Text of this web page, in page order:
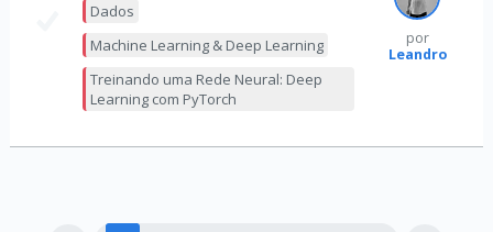
Dados
Machine Learning & Deep Learning
Treinando uma Rede Neural: Deep
Learning com PyTorch
por
Leandro